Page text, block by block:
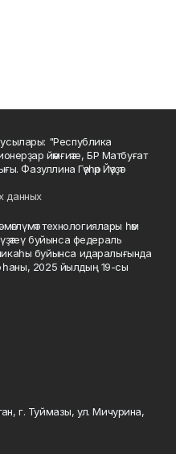
"Республика
йәмғиәте, БР Матбуғат
Фазуллина Гәүһәр Йәүҙәт
данных
технологиялары һәм
буйынса федераль
буйынса идаралығында
һаны, 2025 йылдың 19-сы
г. Туймазы, ул. Мичурина,